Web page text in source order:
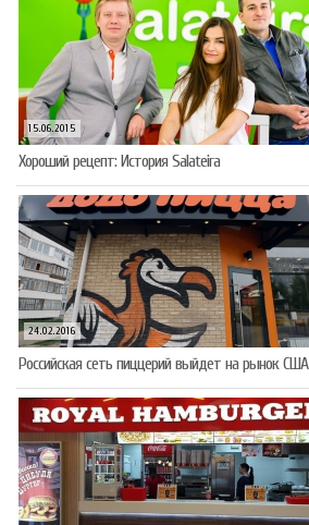
15.06.2015
Хороший рецепт: История Salateira
24.02.2016
Российская сеть пиццерий выйдет на рынок США